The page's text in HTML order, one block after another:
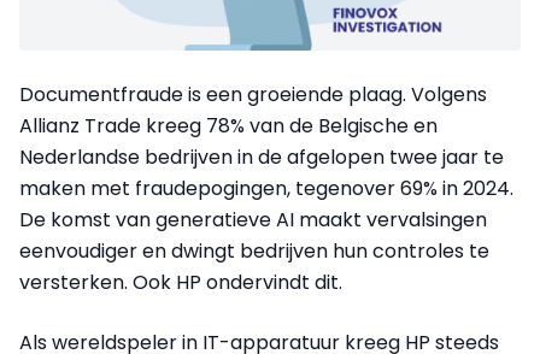
Documentfraude is een groeiende plaag. Volgens
Allianz Trade kreeg 78% van de Belgische en
Nederlandse bedrijven in de afgelopen twee jaar te
maken met fraudepogingen, tegenover 69% in 2024.
De komst van generatieve AI maakt vervalsingen
eenvoudiger en dwingt bedrijven hun controles te
versterken. Ook HP ondervindt dit.
Als wereldspeler in IT-apparatuur kreeg HP steeds